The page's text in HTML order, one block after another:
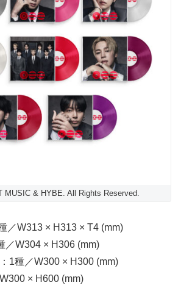
MUSIC & HYBE. All Rights Reserved.
／W313 × H313 × T4 (mm)
／W304 × H306 (mm)
1種／W300 × H300 (mm)
× H600 (mm)